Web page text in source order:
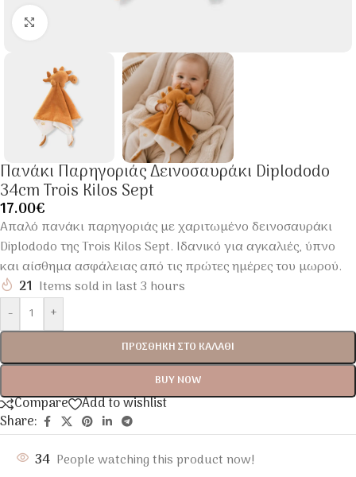
Πανάκι Παρηγοριάς Δεινοσαυράκι Diplododo
34cm Trois Kilos Sept
17.00€
Απαλό πανάκι παρηγοριάς με χαριτωμένο δεινοσαυράκι
Diplododo της Trois Kilos Sept. Ιδανικό για αγκαλιές, ύπνο
και αίσθημα ασφάλειας από τις πρώτες ημέρες του μωρού.
21 Items sold in last 3 hours
-
+
ΠΡΟΣΘΉΚΗ ΣΤΟ ΚΑΛΆΘΙ
BUY NOW
Compare
Add to wishlist
Share:
34 People watching this product now!